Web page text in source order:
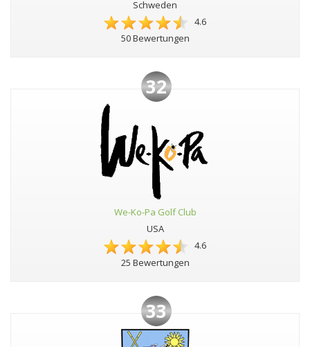
Schweden
4.6
50 Bewertungen
32
We-Ko-Pa Golf Club
USA
4.6
25 Bewertungen
33